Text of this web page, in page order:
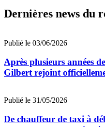
Dernières news du
Publié le 03/06/2026
Après plusieurs années
Gilbert rejoint
Publié le 31/05/2026
De chauffeur de taxi à